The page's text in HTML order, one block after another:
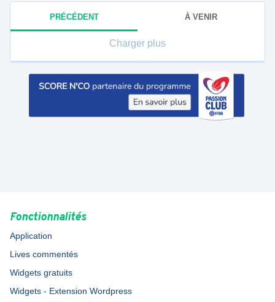
PRÉCÉDENT À VENIR
Charger plus
Fonctionnalités
Application
Lives commentés
Widgets gratuits
Widgets - Extension Wordpress